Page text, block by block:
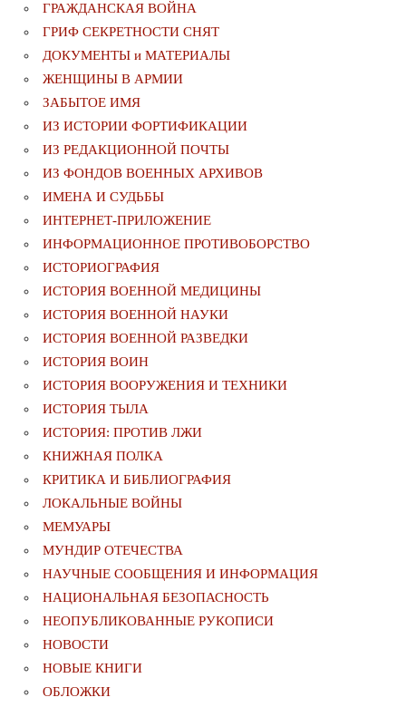
ГРАЖДАНСКАЯ ВОЙНА
ГРИФ СЕКРЕТНОСТИ СНЯТ
ДОКУМЕНТЫ и МАТЕРИАЛЫ
ЖЕНЩИНЫ В АРМИИ
ЗАБЫТОЕ ИМЯ
ИЗ ИСТОРИИ ФОРТИФИКАЦИИ
ИЗ РЕДАКЦИОННОЙ ПОЧТЫ
ИЗ ФОНДОВ ВОЕННЫХ АРХИВОВ
ИМЕНА И СУДЬБЫ
ИНТЕРНЕТ-ПРИЛОЖЕНИЕ
ИНФОРМАЦИОННОЕ ПРОТИВОБОРСТВО
ИСТОРИОГРАФИЯ
ИСТОРИЯ ВОЕННОЙ МЕДИЦИНЫ
ИСТОРИЯ ВОЕННОЙ НАУКИ
ИСТОРИЯ ВОЕННОЙ РАЗВЕДКИ
ИСТОРИЯ ВОИН
ИСТОРИЯ ВООРУЖЕНИЯ И ТЕХНИКИ
ИСТОРИЯ ТЫЛА
ИСТОРИЯ: ПРОТИВ ЛЖИ
КНИЖНАЯ ПОЛКА
КРИТИКА И БИБЛИОГРАФИЯ
ЛОКАЛЬНЫЕ ВОЙНЫ
МЕМУАРЫ
МУНДИР ОТЕЧЕСТВА
НАУЧНЫЕ СООБЩЕНИЯ И ИНФОРМАЦИЯ
НАЦИОНАЛЬНАЯ БЕЗОПАСНОСТЬ
НЕОПУБЛИКОВАННЫЕ РУКОПИСИ
НОВОСТИ
НОВЫЕ КНИГИ
ОБЛОЖКИ